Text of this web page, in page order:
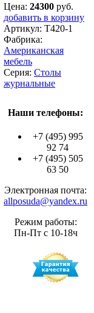
Цена: 24300 руб.
добавить в корзину
Артикул: T420-1
Фабрика:
Американская
мебель
Серия: Столы
журнальные
Наши телефоны:
+7 (495) 995
92 74
+7 (495) 505
63 50
Электронная почта:
allposuda@yandex.ru
Режим работы:
Пн-Пт с 10-18ч